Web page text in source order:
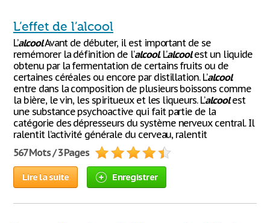
L’effet de l’alcool
L’alcoolAvant de débuter, il est important de se
remémorer la définition de l’alcool. L’alcoolest un liquide
obtenu par la fermentation de certains fruits ou de
certaines céréales ou encore par distillation. L’alcool
entre dans la composition de plusieurs boissons comme
la bière, le vin, les spiritueux et les liqueurs. L’alcoolest
une substance psychoactive qui fait partie de la
catégorie des dépresseurs du système nerveux central. Il
ralentit l’activité générale du cerveau, ralentit
567 Mots / 3 Pages
Lire la suite Enregistrer